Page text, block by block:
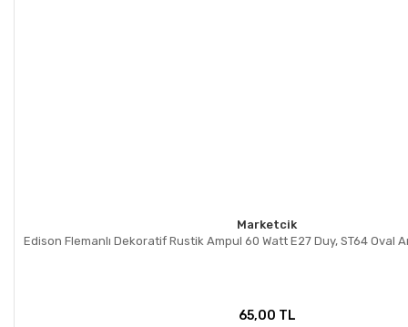
Marketcik
Edison Flemanlı Dekoratif Rustik Ampul 60 Watt E27 Duy, ST64 Oval
65,00 TL